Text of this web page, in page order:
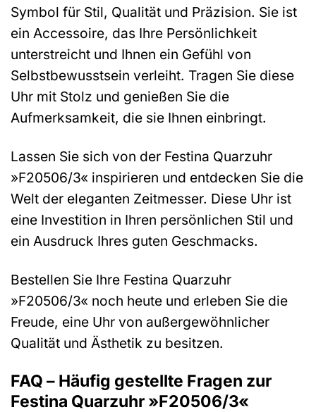
Symbol für Stil, Qualität und Präzision. Sie ist
ein Accessoire, das Ihre Persönlichkeit
unterstreicht und Ihnen ein Gefühl von
Selbstbewusstsein verleiht. Tragen Sie diese
Uhr mit Stolz und genießen Sie die
Aufmerksamkeit, die sie Ihnen einbringt.
Lassen Sie sich von der Festina Quarzuhr
»F20506/3« inspirieren und entdecken Sie die
Welt der eleganten Zeitmesser. Diese Uhr ist
eine Investition in Ihren persönlichen Stil und
ein Ausdruck Ihres guten Geschmacks.
Bestellen Sie Ihre Festina Quarzuhr
»F20506/3« noch heute und erleben Sie die
Freude, eine Uhr von außergewöhnlicher
Qualität und Ästhetik zu besitzen.
FAQ – Häufig gestellte Fragen zur
Festina Quarzuhr »F20506/3«